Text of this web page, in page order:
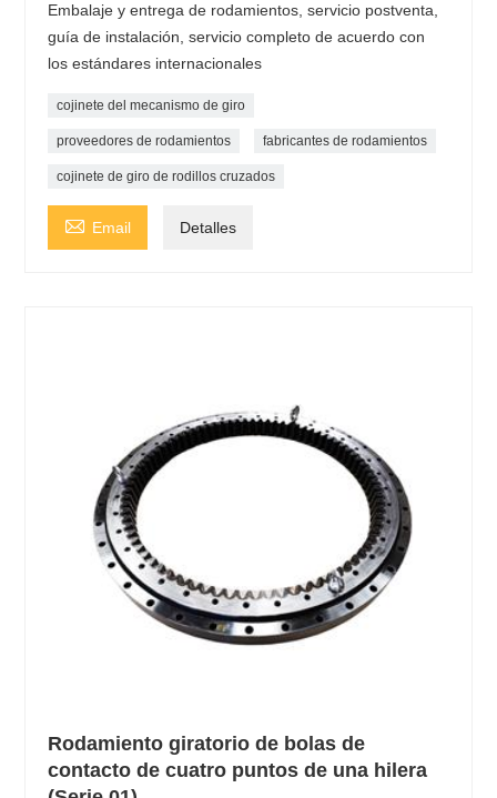
Embalaje y entrega de rodamientos, servicio postventa,
guía de instalación, servicio completo de acuerdo con
los estándares internacionales
cojinete del mecanismo de giro
proveedores de rodamientos fabricantes de rodamientos
cojinete de giro de rodillos cruzados
 Email Detalles
Rodamiento giratorio de bolas de
contacto de cuatro puntos de una hilera